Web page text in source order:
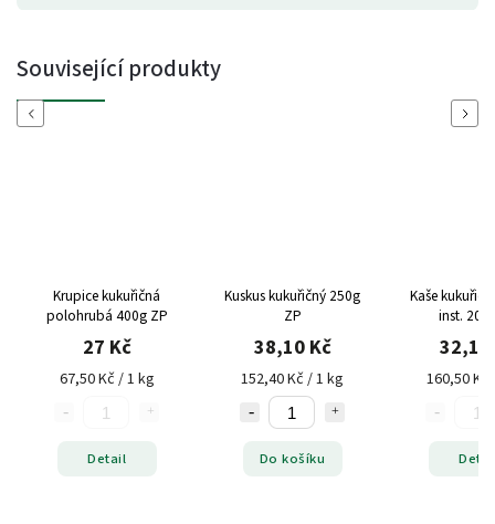
Související produkty
Previous
Krupice kukuřičná
polohrubá 400g ZP
27 Kč
67,50 Kč / 1 kg
Detail
Kuskus kukuřičný 250g
ZP
38,10 Kč
152,40 Kč / 1 kg
Do košíku
Kaše
inst.
32,10
160,50 Kč
Next